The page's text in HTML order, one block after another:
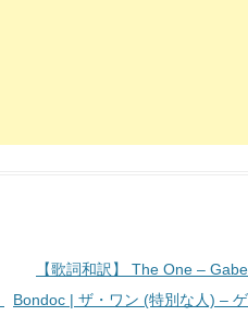
【歌詞和訳】 The One – Gabe
Bondoc | ザ・ワン (特別な人) – ゲ